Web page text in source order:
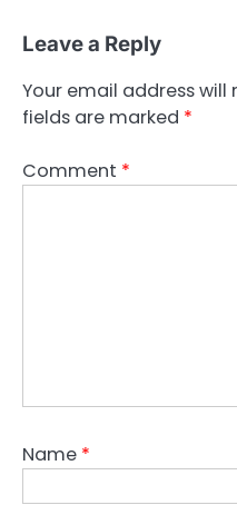
Leave a Reply
Your email address will
fields are marked *
Comment *
Name *